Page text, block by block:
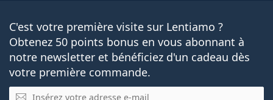
C'est votre première visite sur Lentiamo ?
Obtenez 50 points bonus en vous abonnant à
notre newsletter et bénéficiez d'un cadeau dès
votre première commande.
E-mail